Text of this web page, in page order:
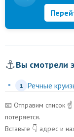
⚓Вы смотрели
1 Речные
📧 Отправим список
потеряется.
Вставьте 👇 адрес и